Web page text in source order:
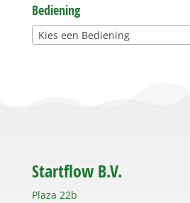
Bediening
Kies een Bediening
Startflow B.V.
Plaza 22b